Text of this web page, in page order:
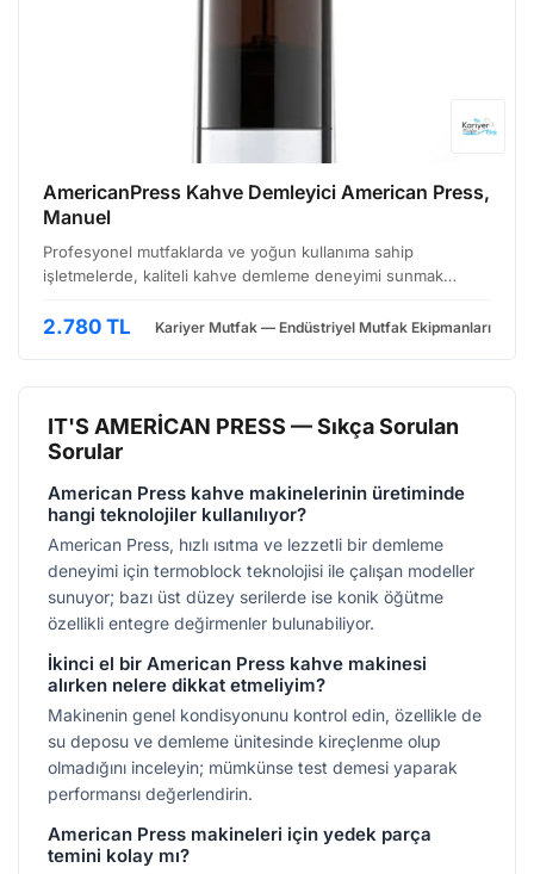
AmericanPress Kahve Demleyici American Press,
Manuel
Profesyonel mutfaklarda ve yoğun kullanıma sahip
işletmelerde, kaliteli kahve demleme deneyimi sunmak
demleyici, demleme sürecini kontrol altında tutarak
2.780 TL Kariyer Mutfak — Endüstriyel Mutfak Ekipmanları
IT'S AMERİCAN PRESS — Sıkça Sorulan
Sorular
American Press kahve makinelerinin üretiminde
hangi teknolojiler kullanılıyor?
American Press, hızlı ısıtma ve lezzetli bir demleme
deneyimi için termoblock teknolojisi ile çalışan modeller
sunuyor; bazı üst düzey serilerde ise konik öğütme
özellikli entegre değirmenler bulunabiliyor.
İkinci el bir American Press kahve makinesi
alırken nelere dikkat etmeliyim?
Makinenin genel kondisyonunu kontrol edin, özellikle de
su deposu ve demleme ünitesinde kireçlenme olup
olmadığını inceleyin; mümkünse test demesi yaparak
performansı değerlendirin.
American Press makineleri için yedek parça
temini kolay mı?